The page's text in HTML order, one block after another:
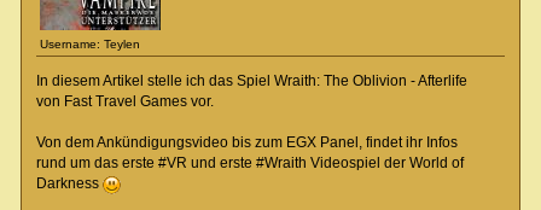
Username: Teylen
In diesem Artikel stelle ich das Spiel Wraith: The Oblivion - Afterlife
von Fast Travel Games vor.
Von dem Ankündigungsvideo bis zum EGX Panel, findet ihr Infos
rund um das erste #VR und erste #Wraith Videospiel der World of
Darkness